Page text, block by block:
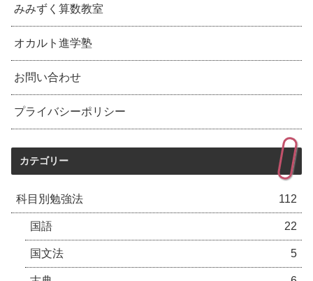
みみずく算数教室
オカルト進学塾
お問い合わせ
プライバシーポリシー
カテゴリー
科目別勉強法 112
国語 22
国文法 5